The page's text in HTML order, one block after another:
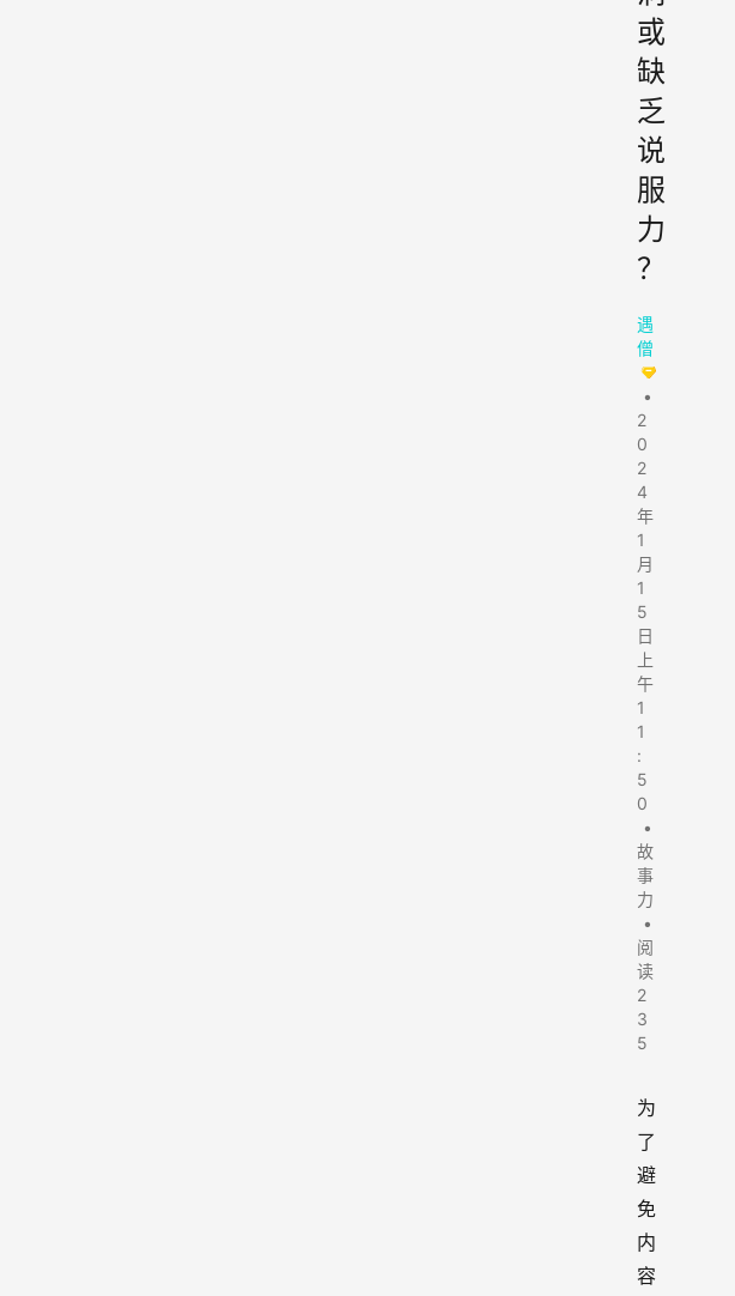
或
缺
乏
说
服
力
？
遇
僧
•
2
0
2
4
年
1
月
1
5
日
上
午
1
1
:
5
0
•
故
事
力
•
阅
读
2
3
5
为
了
避
免
内
容